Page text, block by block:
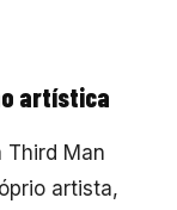
artística
Third Man
artista,